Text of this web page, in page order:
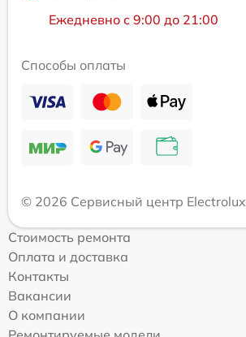
Ежедневно с 9:00 до 21:00
Способы оплаты
© 2026 Сервисный центр Electrolux
Стоимость ремонта
Оплата и доставка
Контакты
Вакансии
О компании